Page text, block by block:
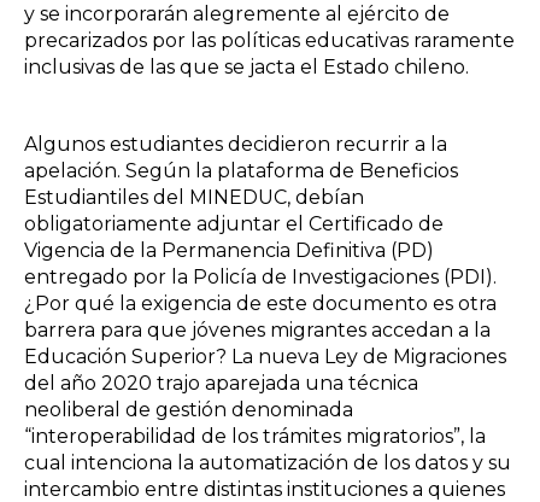
y se incorporarán alegremente al ejército de
precarizados por las políticas educativas raramente
inclusivas de las que se jacta el Estado chileno.
Algunos estudiantes decidieron recurrir a la
apelación. Según la plataforma de Beneficios
Estudiantiles del MINEDUC, debían
obligatoriamente adjuntar el Certificado de
Vigencia de la Permanencia Definitiva (PD)
entregado por la Policía de Investigaciones (PDI).
¿Por qué la exigencia de este documento es otra
barrera para que jóvenes migrantes accedan a la
Educación Superior? La nueva Ley de Migraciones
del año 2020 trajo aparejada una técnica
neoliberal de gestión denominada
“interoperabilidad de los trámites migratorios”, la
cual intenciona la automatización de los datos y su
intercambio entre distintas instituciones a quienes